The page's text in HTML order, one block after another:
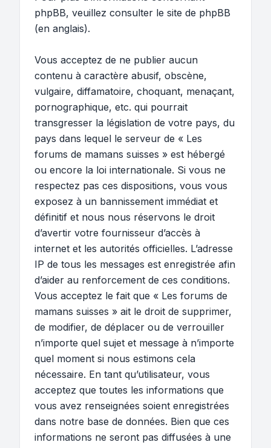
phpBB, veuillez consulter le site de phpBB
(en anglais).
Vous acceptez de ne publier aucun
contenu à caractère abusif, obscène,
vulgaire, diffamatoire, choquant, menaçant,
pornographique, etc. qui pourrait
transgresser la législation de votre pays, du
pays dans lequel le serveur de « Les
forums de mamans suisses » est hébergé
ou encore la loi internationale. Si vous ne
respectez pas ces dispositions, vous vous
exposez à un bannissement immédiat et
définitif et nous nous réservons le droit
d’avertir votre fournisseur d’accès à
internet et les autorités officielles. L’adresse
IP de tous les messages est enregistrée afin
d’aider au renforcement de ces conditions.
Vous acceptez le fait que « Les forums de
mamans suisses » ait le droit de supprimer,
de modifier, de déplacer ou de verrouiller
n’importe quel sujet et message à n’importe
quel moment si nous estimons cela
nécessaire. En tant qu’utilisateur, vous
acceptez que toutes les informations que
vous avez renseignées soient enregistrées
dans notre base de données. Bien que ces
informations ne seront pas diffusées à une